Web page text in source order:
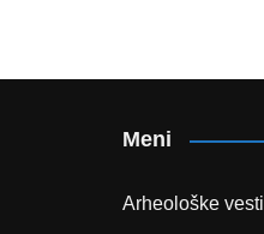
Meni
Arheološke vesti